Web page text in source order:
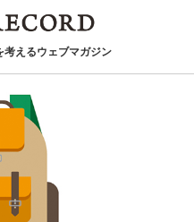
考えるウェブマガジン